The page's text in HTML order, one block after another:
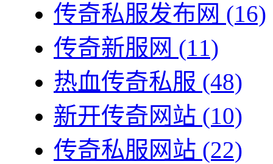
传奇私服发布网 (16)
传奇新服网 (11)
热血传奇私服 (48)
新开传奇网站 (10)
传奇私服网站 (22)